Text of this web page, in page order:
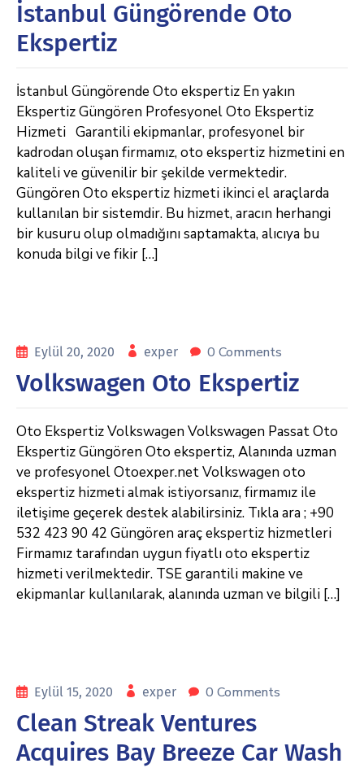
İstanbul Güngörende Oto
Ekspertiz
İstanbul Güngörende Oto ekspertiz En yakın
Ekspertiz Güngören Profesyonel Oto Ekspertiz
Hizmeti Garantili ekipmanlar, profesyonel bir
kadrodan oluşan firmamız, oto ekspertiz hizmetini en
kaliteli ve güvenilir bir şekilde vermektedir.
Güngören Oto ekspertiz hizmeti ikinci el araçlarda
kullanılan bir sistemdir. Bu hizmet, aracın herhangi
bir kusuru olup olmadığını saptamakta, alıcıya bu
konuda bilgi ve fikir […]
Eylül 20, 2020 exper 0 Comments
Volkswagen Oto Ekspertiz
Oto Ekspertiz Volkswagen Volkswagen Passat Oto
Ekspertiz Güngören Oto ekspertiz, Alanında uzman
ve profesyonel Otoexper.net Volkswagen oto
ekspertiz hizmeti almak istiyorsanız, firmamız ile
iletişime geçerek destek alabilirsiniz. Tıkla ara ; +90
532 423 90 42 Güngören araç ekspertiz hizmetleri
Firmamız tarafından uygun fiyatlı oto ekspertiz
hizmeti verilmektedir. TSE garantili makine ve
ekipmanlar kullanılarak, alanında uzman ve bilgili […]
Eylül 15, 2020 exper 0 Comments
Clean Streak Ventures
Acquires Bay Breeze Car Wash